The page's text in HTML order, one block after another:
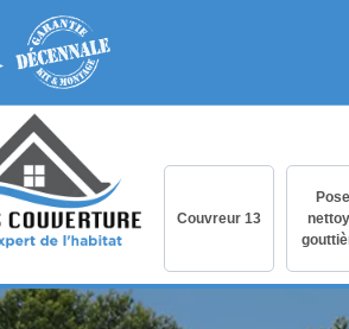
Couvreur 13